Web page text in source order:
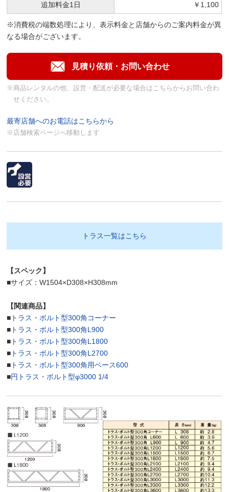
追加料金1日 ￥1,100
※消費税の端数処理により、表示料金と店舗からのご案内料金が異
なる場合がございます。
※商品レンタルの他、設営・配送が必要な場合はこちらからお問い合わ
せください。
最寄店舗へのお電話はこちらから
※店舗検索ページへ移動します
トラス一覧はこちら
【スペック】
■サイズ：W1504×D308×H308mm
【関連商品】
■ トラス・ボルト型300角コーナー
■ トラス・ボルト型300角L900
■ トラス・ボルト型300角L1800
■ トラス・ボルト型300角L2700
■ トラス・ボルト型300角用ベース600
■円トラス・ボルト型φ3000 1/4